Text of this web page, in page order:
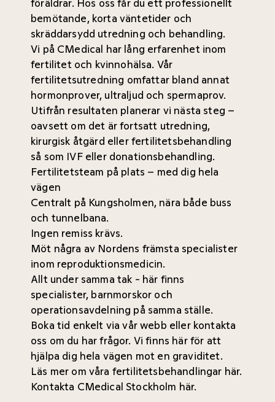
föräldrar. Hos oss får du ett professionellt
bemötande, korta väntetider och
skräddarsydd utredning och behandling.
Vi på CMedical har lång erfarenhet inom
fertilitet och kvinnohälsa. Vår
fertilitetsutredning omfattar bland annat
hormonprover, ultraljud och spermaprov.
Utifrån resultaten planerar vi nästa steg –
oavsett om det är fortsatt utredning,
kirurgisk åtgärd eller fertilitetsbehandling
så som IVF eller donationsbehandling.
Fertilitetsteam på plats – med dig hela
vägen
Centralt på Kungsholmen, nära både buss
och tunnelbana.
Ingen remiss krävs.
Möt några av Nordens främsta specialister
inom reproduktionsmedicin.
Allt under samma tak - här finns
specialister, barnmorskor och
operationsavdelning på samma ställe.
Boka tid enkelt via vår webb eller kontakta
oss om du har frågor. Vi finns här för att
hjälpa dig hela vägen mot en graviditet.
Läs mer om våra fertilitetsbehandlingar här.
Kontakta CMedical Stockholm här.